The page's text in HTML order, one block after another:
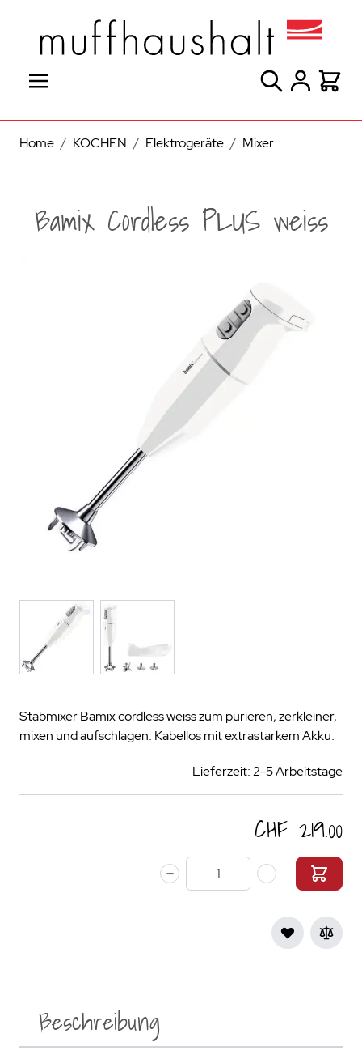
Suche
Home / KOCHEN / Elektrogeräte / Mixer
Bamix Cordless PLUS weiss
Stabmixer Bamix cordless weiss zum pürieren, zerkleiner,
mixen und aufschlagen. Kabellos mit extrastarkem Akku.
Lieferzeit: 2-5 Arbeitstage
CHF 219.00
Menge
Beschreibung